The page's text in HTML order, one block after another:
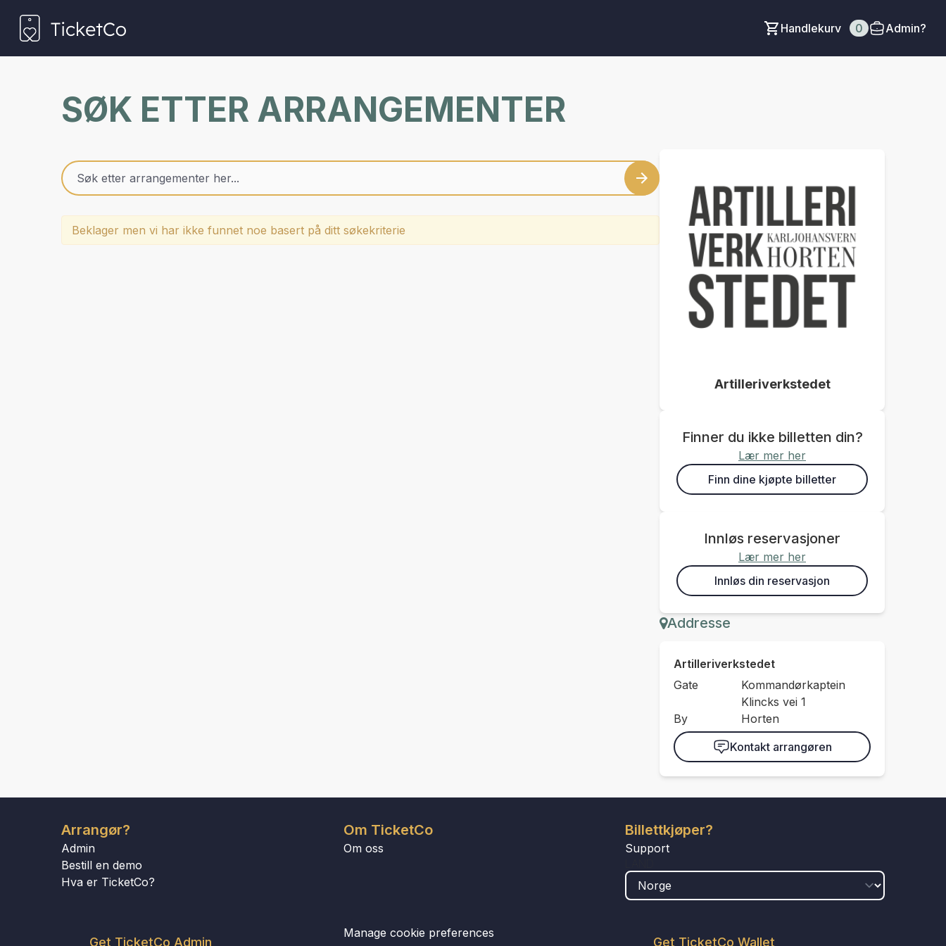
Handlekurv 0 Admin?
SØK ETTER ARRANGEMENTER
Beklager men vi har ikke funnet noe basert på ditt søkekriterie
Artilleriverkstedet
Finner du ikke billetten din?
Lær mer her
Finn dine kjøpte billetter
Innløs reservasjoner
Lær mer her
Innløs din reservasjon
Addresse
Artilleriverkstedet
Gate
Kommandørkaptein
Klincks vei 1
By
Horten
Kontakt arrangøren
Arrangør?
Admin
Bestill en demo
Hva er TicketCo?
Get TicketCo Admin
Om TicketCo
Om oss
Manage cookie preferences
Billettkjøper?
Support
Get TicketCo Wallet